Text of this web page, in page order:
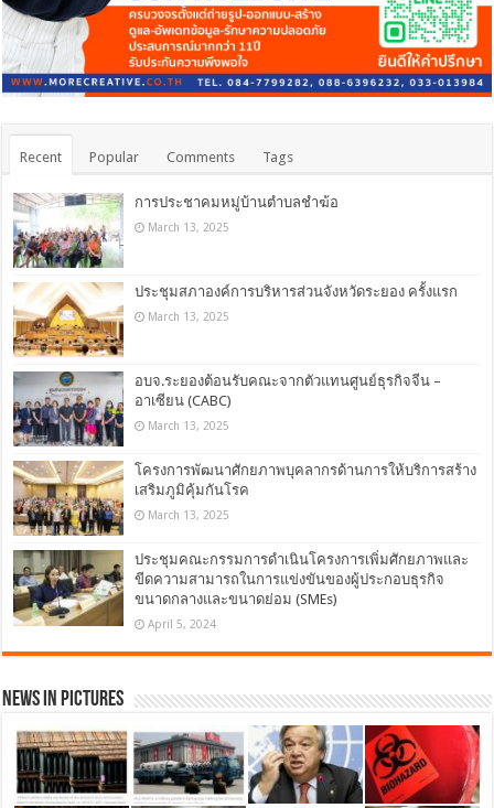
Recent Popular Comments Tags
การประชาคมหมู่บ้านตำบลชำฆ้อ
March 13, 2025
ประชุมสภาองค์การบริหารส่วนจังหวัดระยอง ครั้งแรก
March 13, 2025
อบจ.ระยองต้อนรับคณะจากตัวแทนศูนย์ธุรกิจจีน –
อาเซียน (CABC)
March 13, 2025
โครงการพัฒนาศักยภาพบุคลากรด้านการให้บริการสร้าง
เสริมภูมิคุ้มกันโรค
March 13, 2025
ประชุมคณะกรรมการดำเนินโครงการเพิ่มศักยภาพและ
ขีดความสามารถในการแข่งขันของผู้ประกอบธุรกิจ
ขนาดกลางและขนาดย่อม (SMEs)
April 5, 2024
News in Pictures